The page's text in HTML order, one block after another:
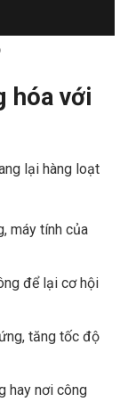
hóa với
lại hàng loạt
máy tính của
để lại cơ hội
tăng tốc độ
hay nơi công